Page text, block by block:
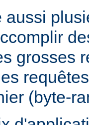
aussi
grosses
(byte-